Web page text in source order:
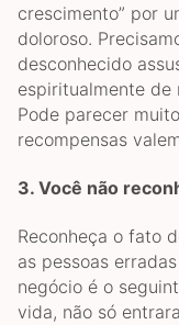
crescimento” por
doloroso.
desconhecido
espiritualmente de
Pode parecer
recompensas
3. Você não
Reconheça o fato
as pessoas
negócio é o
vida, não só